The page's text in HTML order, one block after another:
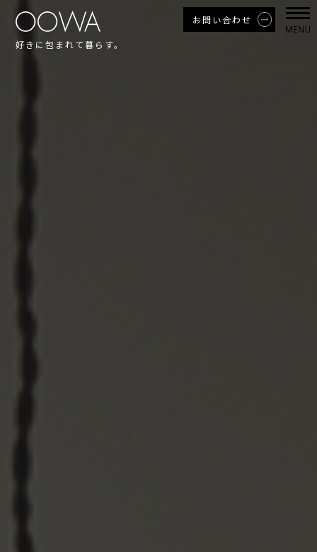
お問い合わせ
好きに包まれて暮らす。